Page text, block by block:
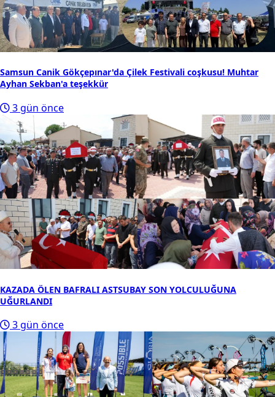
Samsun Canik Gökçepınar'da Çilek Festivali coşkusu! Muhtar
Ayhan Sekban'a teşekkür
3 gün önce
KAZADA ÖLEN BAFRALI ASTSUBAY SON YOLCULUĞUNA
UĞURLANDI
3 gün önce